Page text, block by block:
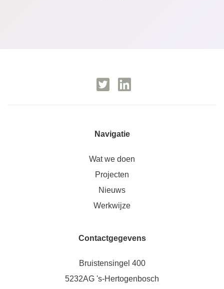
Navigatie
Wat we doen
Projecten
Nieuws
Werkwijze
Contactgegevens
Bruistensingel 400
5232AG 's-Hertogenbosch